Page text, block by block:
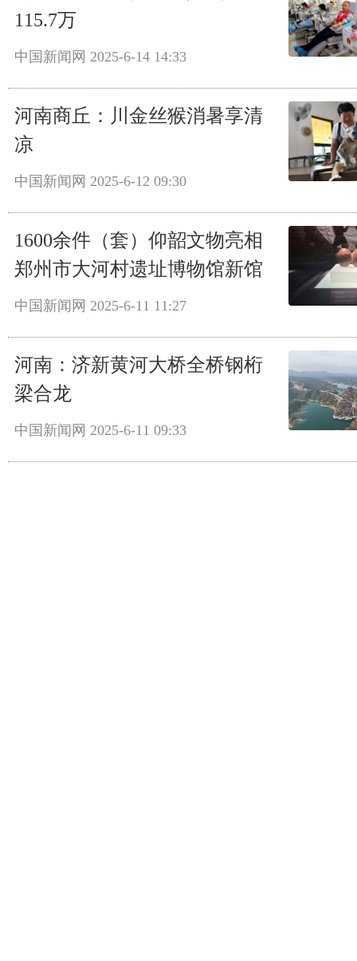
115.7万
中国新闻网 2025-6-14 14:33
河南商丘：川金丝猴消暑享清
凉
中国新闻网 2025-6-12 09:30
1600余件（套）仰韶文物亮相
郑州市大河村遗址博物馆新馆
中国新闻网 2025-6-11 11:27
河南：济新黄河大桥全桥钢桁
梁合龙
中国新闻网 2025-6-11 09:33